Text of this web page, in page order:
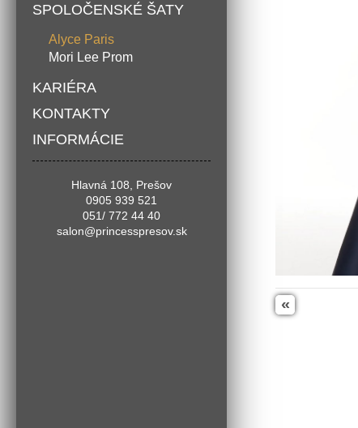
SPOLOČENSKÉ ŠATY
Alyce Paris
Mori Lee Prom
KARIÉRA
KONTAKTY
INFORMÁCIE
Hlavná 108, Prešov
0905 939 521
051/ 772 44 40
salon@princesspresov.sk
«